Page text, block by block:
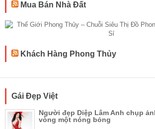
Mua Bán Nhà Đất
Khách Hàng Phong Thủy
Gái Đẹp Việt
Người đẹp Diệp Lâm Anh chụp
vòng một nóng bỏng